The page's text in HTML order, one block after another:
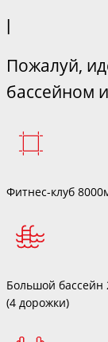
|
Пожалуй,
бассейном
Фитнес-клуб
Большой бассейн
(4 дорожки)